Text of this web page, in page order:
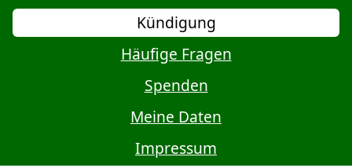
Kündigung
Häufige Fragen
Spenden
Meine Daten
Impressum